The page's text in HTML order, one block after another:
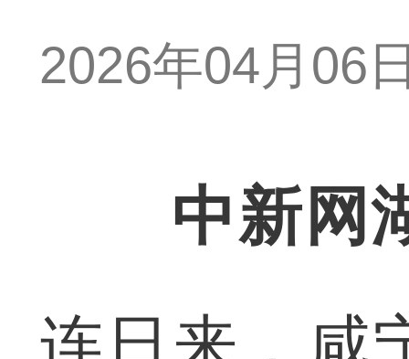
2026年04月06
中新网
连日来，咸